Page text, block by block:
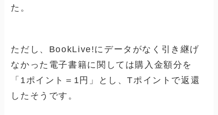
た。
ただし、BookLive!にデータがなく引き継げ
なかった電子書籍に関しては購入金額分を
「1ポイント＝1円」とし、Tポイントで返還
したそうです。